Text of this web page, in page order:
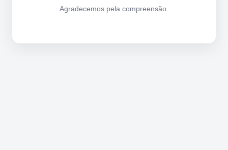
Agradecemos pela compreensão.